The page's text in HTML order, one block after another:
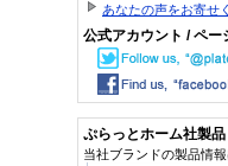
あなたの声をお寄せ
公式アカウント / ペー
ぷらっとホーム社製品
当社ブランドの製品情